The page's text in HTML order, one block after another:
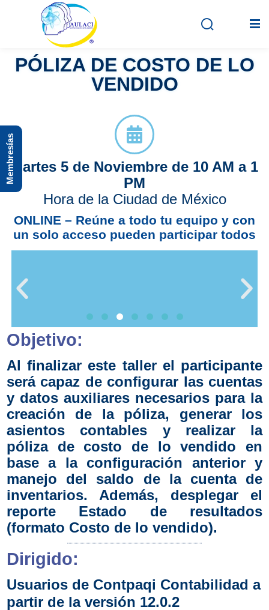
Inicio
Registro
Iniciar sesión
PÓLIZA DE COSTO DE LO
VENDIDO
Martes 5 de Noviembre de 10 AM a 1
PM
Hora de la Ciudad de México
ONLINE – Reúne a todo tu equipo y con
un solo acceso pueden participar todos
inventarios... Lo cual
hace imposible hacer
un registro de costo
de lo vendido.
Objetivo:
Al finalizar este taller el participante
será capaz de configurar las cuentas
y datos auxiliares necesarios para la
creación de la póliza, generar los
asientos contables y realizar la
póliza de costo de lo vendido en
base a la configuración anterior y
manejo del saldo de la cuenta de
inventarios. Además, desplegar el
reporte Estado de resultados
(formato Costo de lo vendido).
Dirigido:
Usuarios de Contpaqi Contabilidad a
partir de la versión 12.0.2
Membresías